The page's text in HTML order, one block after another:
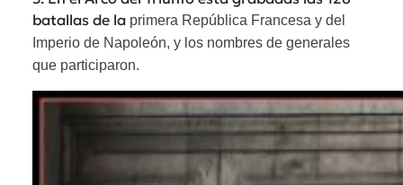
batallas de la primera República Francesa y del
Imperio de Napoleón, y los nombres de generales
que participaron.